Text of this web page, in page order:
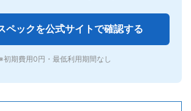
ペックを公式サイトで確認する
※初期費用0円・最低利用期間なし